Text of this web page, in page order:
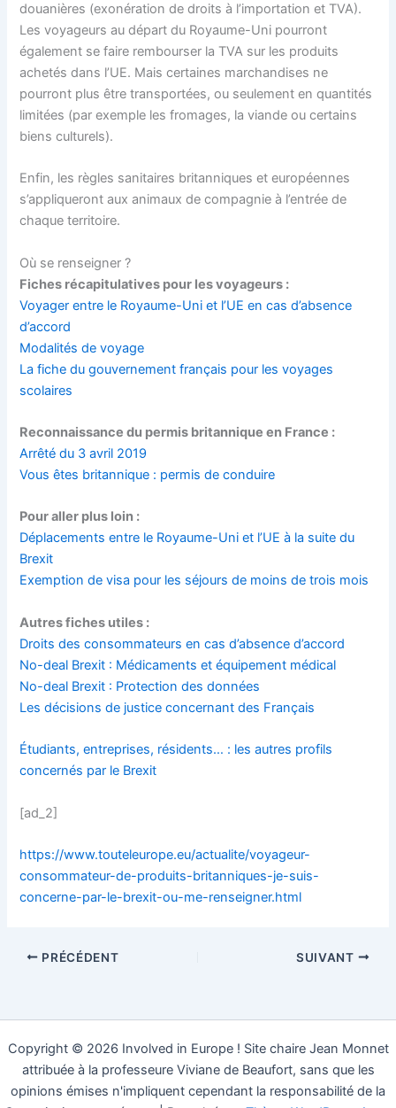
douanières (exonération de droits à l’importation et TVA).
Les voyageurs au départ du Royaume-Uni pourront
également se faire rembourser la TVA sur les produits
achetés dans l’UE. Mais certaines marchandises ne
pourront plus être transportées, ou seulement en quantités
limitées (par exemple les fromages, la viande ou certains
biens culturels).
Enfin, les règles sanitaires britanniques et européennes
s’appliqueront aux animaux de compagnie à l’entrée de
chaque territoire.
Où se renseigner ?
Fiches récapitulatives pour les voyageurs :
Voyager entre le Royaume-Uni et l’UE en cas d’absence
d’accord
Modalités de voyage
La fiche du gouvernement français pour les voyages
scolaires
Reconnaissance du permis britannique en France :
Arrêté du 3 avril 2019
Vous êtes britannique : permis de conduire
Pour aller plus loin :
Déplacements entre le Royaume-Uni et l’UE à la suite du
Brexit
Exemption de visa pour les séjours de moins de trois mois
Autres fiches utiles :
Droits des consommateurs en cas d’absence d’accord
No-deal Brexit : Médicaments et équipement médical
No-deal Brexit : Protection des données
Les décisions de justice concernant des Français
Étudiants, entreprises, résidents… : les autres profils
concernés par le Brexit
[ad_2]
https://www.touteleurope.eu/actualite/voyageur-
consommateur-de-produits-britanniques-je-suis-
concerne-par-le-brexit-ou-me-renseigner.html
PRÉCÉDENT SUIVANT
Copyright © 2026 Involved in Europe ! Site chaire Jean Monnet
attribuée à la professeure Viviane de Beaufort, sans que les
opinions émises n'impliquent cependant la responsabilité de la